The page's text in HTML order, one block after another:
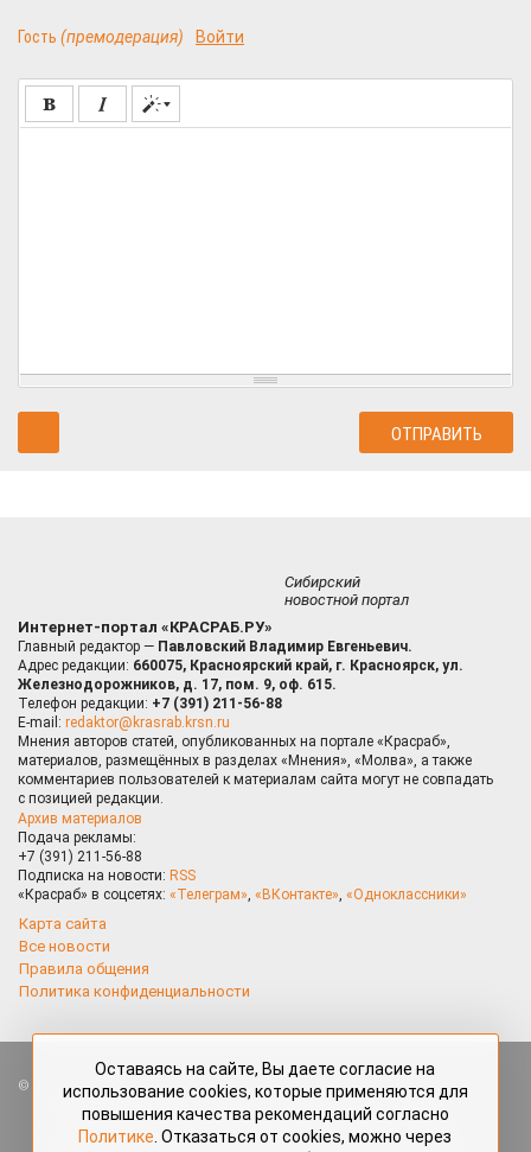
Гость (премодерация) Войти
Сибирский
новостной портал
Интернет-портал «КРАСРАБ.РУ»
Главный редактор — Павловский Владимир Евгеньевич.
Адрес редакции: 660075, Красноярский край, г. Красноярск, ул.
Железнодорожников, д. 17, пом. 9, оф. 615.
Телефон редакции: +7 (391) 211-56-88
E-mail: redaktor@krasrab.krsn.ru
Мнения авторов статей, опубликованных на портале «Красраб»,
материалов, размещённых в разделах «Мнения», «Молва», а также
комментариев пользователей к материалам сайта могут не совпадать
с позицией редакции.
Архив материалов
Подача рекламы:
+7 (391) 211-56-88
Подписка на новости: RSS
«Красраб» в соцсетях: «Телеграм», «ВКонтакте», «Одноклассники»
Карта сайта
Все новости
Правила общения
Политика конфиденциальности
Все права защищены. Любые материалы, размещённые на портале
«Красраб.ру» сотрудниками редакции, нештатными авторами
и читателями, являются объектами авторского права. Полное или
частичное использование материалов, размещённых на портале
Оставаясь на сайте, Вы даете согласие на
использование cookies, которые применяются для
повышения качества рекомендаций согласно
Политике . Отказаться от cookies, можно через